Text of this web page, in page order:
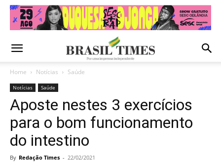
Home Notícias Saúde
Notícias Saúde
Aposte nestes 3 exercícios
para o bom funcionamento
do intestino
By Redação Times - 22/02/2021